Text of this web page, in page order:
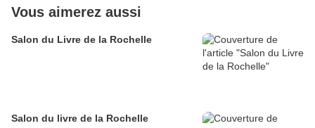
Vous aimerez aussi
Salon du Livre de la Rochelle
Salon du livre de la Rochelle